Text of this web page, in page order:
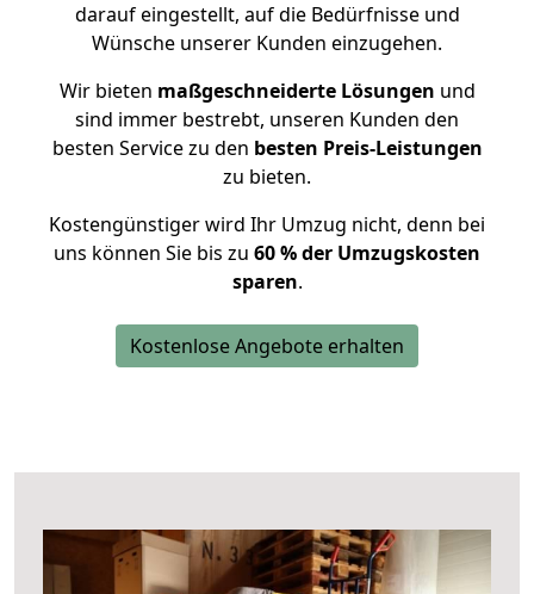
darauf eingestellt, auf die Bedürfnisse und
Wünsche unserer Kunden einzugehen.
Wir bieten maßgeschneiderte Lösungen und
sind immer bestrebt, unseren Kunden den
besten Service zu den besten Preis-Leistungen
zu bieten.
Kostengünstiger wird Ihr Umzug nicht, denn bei
uns können Sie bis zu 60 % der Umzugskosten
sparen.
Kostenlose Angebote erhalten